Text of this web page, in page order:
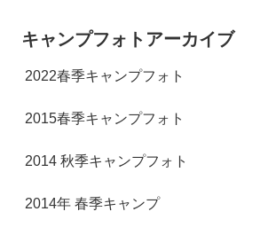
キャンプフォトアーカイブ
2022春季キャンプフォト
2015春季キャンプフォト
2014 秋季キャンプフォト
2014年 春季キャンプ